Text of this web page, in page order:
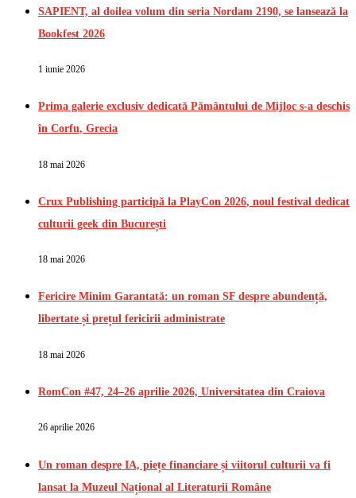
SAPIENT, al doilea volum din seria Nordam 2190, se lansează la
Bookfest 2026
1 iunie 2026
Prima galerie exclusiv dedicată Pământului de Mijloc s-a deschis
în Corfu, Grecia
18 mai 2026
Crux Publishing participă la PlayCon 2026, noul festival dedicat
culturii geek din București
18 mai 2026
Fericire Minim Garantată: un roman SF despre abundență,
libertate și prețul fericirii administrate
18 mai 2026
RomCon #47, 24–26 aprilie 2026, Universitatea din Craiova
26 aprilie 2026
Un roman despre IA, piețe financiare și viitorul culturii va fi
lansat la Muzeul Național al Literaturii Române